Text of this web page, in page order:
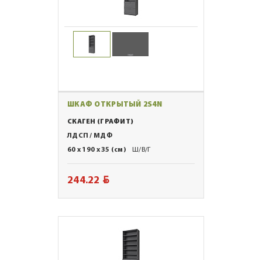
ШКАФ ОТКРЫТЫЙ 2S4N
СКАГЕН (ГРАФИТ)
ЛДСП / МДФ
60 x 190 x 35 (см)
Ш/В/Г
244.22 BYN